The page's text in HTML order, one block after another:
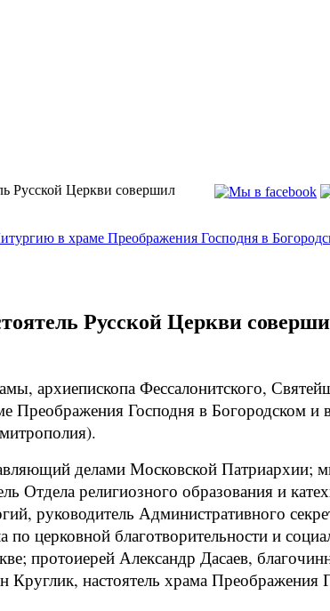
Русской Церкви совершил
Русской Церкви
архиепископа Фессалонитского,
Преображения Господня в Богородском и
делами Московской Патриархии;
Отдела религиозного образования и
руководитель Административного
церковной благотворительности и
протоиерей Александр Дасаев,
настоятель храма Преображения